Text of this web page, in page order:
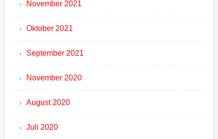
November 2021
Oktober 2021
September 2021
November 2020
August 2020
Juli 2020